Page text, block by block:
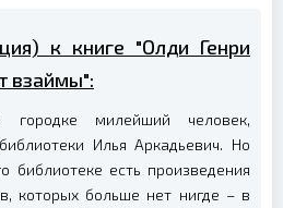
к книге "Олди Генри
взаймы":
милейший человек,
Илья Аркадьевич. Но
библиотеке есть произведения
которых больше нет нигде – в